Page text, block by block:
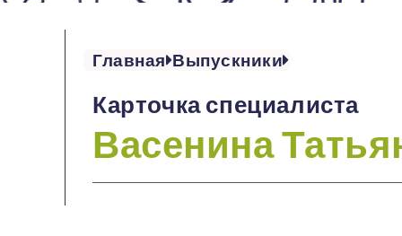
Главная Выпускники
Карточка специалиста
Васенина